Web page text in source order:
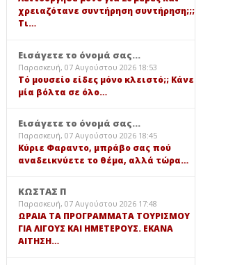
χρειαζότανε συντήρηση συντήρηση;;;
Τι…
Εισάγετε το όνομά σας...
Παρασκευή, 07 Αυγούστου 2026 18:53
Τό μουσείο είδες μόνο κλειστό;; Κάνε
μία βόλτα σε όλο…
Εισάγετε το όνομά σας...
Παρασκευή, 07 Αυγούστου 2026 18:45
Κύριε Φαραντο, μπράβο σας πού
αναδεικνύετε το θέμα, αλλά τώρα…
ΚΩΣΤΑΣ Π
Παρασκευή, 07 Αυγούστου 2026 17:48
ΩΡΑΙΑ ΤΑ ΠΡΟΓΡΑΜΜΑΤΑ ΤΟΥΡΙΣΜΟΥ
ΓΙΑ ΛΙΓΟΥΣ ΚΑΙ ΗΜΕΤΕΡΟΥΣ. ΕΚΑΝΑ
ΑΙΤΗΣΗ…